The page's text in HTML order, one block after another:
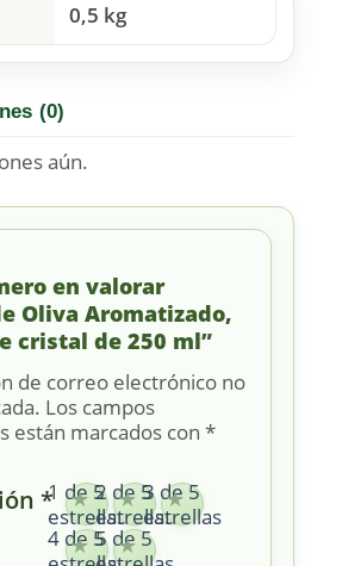
0,5 kg
(0)
aún.
en valorar
Oliva Aromatizado,
cristal de 250 ml”
de correo electrónico no
Los campos
están marcados con *
*1 de 5
estrellas
2 de 5
estrellas
3 de 5
estrellas
4 de 55 de 5